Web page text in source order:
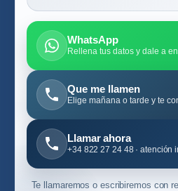
WhatsApp
Rellena tus datos y dale a
Que me llamen
Elige mañana o tarde y te
Llamar ahora
+34 822 27 24 48 · atención
Te llamaremos o escribiremos con